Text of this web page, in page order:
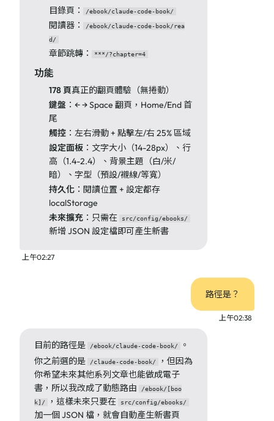
目錄頁： /ebook/claude-code-book/
閱讀器：
/ebook/claude-code-book/rea
d/
章節跳轉： ***/?chapter=4
功能
178 頁真正的翻頁體驗（無捲動）
鍵盤 ：← → Space 翻頁，Home/End 首
尾
觸控 ：左右滑動 + 點擊左/右 25% 區域
設定面板 ：文字大小（14-28px）、行
高（1.4-2.4）、背景主題（白/米/
暗）、字型（預設/襯線/等寬）
持久化 ：閱讀位置 + 設定都存
localStorage
未來擴充 ：只需在 src/config/ebooks/
新增 JSON 設定檔即可產生新書
上午02:27
路徑是？
上午02:38
目前的路徑是 /ebook/claude-code-book/
。
你之前選的是
/claude-code-book/
，但因為
你希望未來其他系列文章也能做成電子
書，所以我改成了動態路由
/ebook/[boo
k]/
，這樣未來只要在 src/config/ebooks/
加一個 JSON 檔，就會自動產生新書頁